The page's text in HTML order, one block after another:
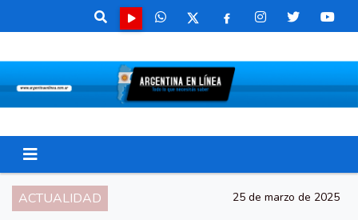
ACTUALIDAD 25 de marzo de 2025